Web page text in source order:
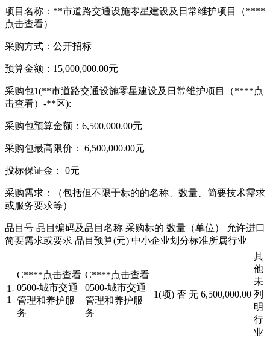
项目名称：**市道路交通设施零星建设及日常维护项目（****
点击查看）
采购方式：公开招标
预算金额：15,000,000.00元
采购包1(**市道路交通设施零星建设及日常维护项目（****点
击查看）-**区):
采购包预算金额：6,500,000.00元
采购包最高限价： 6,500,000.00元
投标保证金： 0元
采购需求：（包括但不限于标的的名称、数量、简要技术需求
或服务要求等）
品目号 品目编码及品目名称 采购标的 数量（单位） 允许进口
简要需求或要求 品目预算(元) 中小企业划分标准所属行业
1-
1
C****点击查看
0500-城市交通
管理和养护服
务
C****点击查看
0500-城市交通
管理和养护服
务
1(项) 否 无 6,500,000.00
其
他
未
列
明
行
业